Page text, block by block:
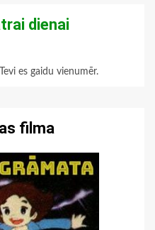
dienai
es gaidu vienumēr.
filma